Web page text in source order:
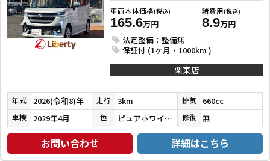
車両本体価格(税込)
165.6万円
諸費用(税込)
8.9万円
法定整備：整備無
保証付 (1ヶ月・1000km )
栗東店
年式 2026(令和8)年 走行 3km 排気 660cc
車検 2029年4月 色 ピュアホワイトパール 修復 無
お問い合わせ 詳細はこちら